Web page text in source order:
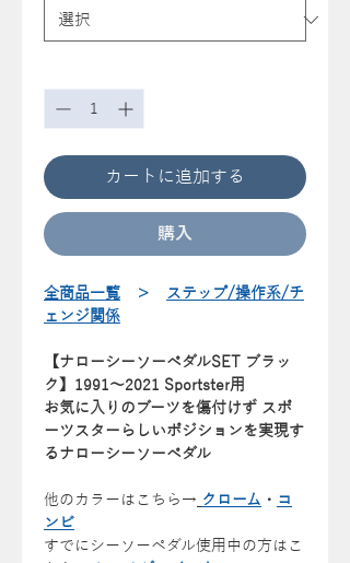
カートに追加する
購入
全商品一覧 ＞
ステップ/操作系/チ
ェンジ関係
【ナローシーソーペダルSET ブラッ
ク】1991〜2021 Sportster用
お気に入りのブーツを傷付けず スポ
ーツスターらしいポジションを実現す
るナローシーソーペダル
他のカラーはこちら→ クローム ・ コ
ンビ
すでにシーソーペダル使用中の方はこ